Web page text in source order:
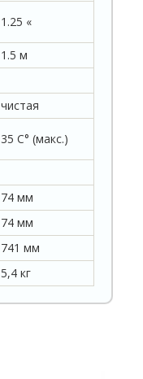
1.25 «
1.5 м
чистая
35 C° (макс.)
74 мм
74 мм
741 мм
5,4 кг